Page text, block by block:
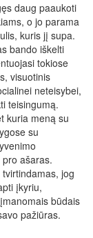
daug paaukoti
o jo parama
kuris jį supa.
bando iškelti
tokiose
visuotinis
neteisybei,
teisingumą.
kuria meną su
su
ašaras.
jog
įkyriu,
būdais
pažiūras.